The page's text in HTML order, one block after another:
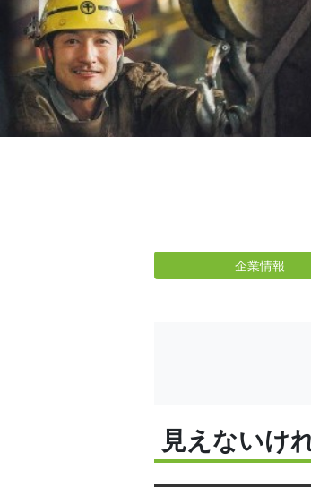
企業情報
見えないけ